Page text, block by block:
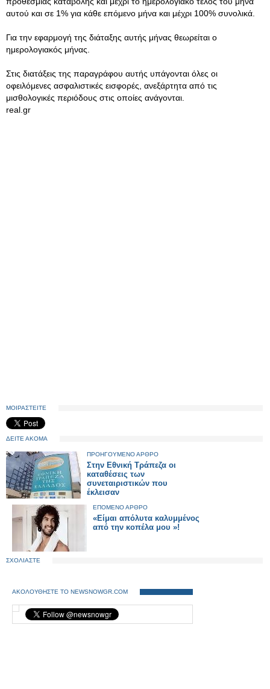
αυτού και σε 1% για κάθε επόμενο μήνα και μέχρι 100% συνολικά.
Για την εφαρμογή της διάταξης αυτής μήνας θεωρείται ο
ημερολογιακός μήνας.
Στις διατάξεις της παραγράφου αυτής υπάγονται όλες οι
οφειλόμενες ασφαλιστικές εισφορές, ανεξάρτητα από τις
μισθολογικές περιόδους στις οποίες ανάγονται.
real.gr
ΜΟΙΡΑΣΤΕΙΤΕ
ΔΕΙΤΕ ΑΚΟΜΑ
ΠΡΟΗΓΟΥΜΕΝΟ ΑΡΘΡΟ
Στην Εθνική Τράπεζα οι
καταθέσεις των
συνεταιριστικών που
έκλεισαν
ΕΠΟΜΕΝΟ ΑΡΘΡΟ
«Είμαι απόλυτα καλυμμένος
από την κοπέλα μου »!
ΣΧΟΛΙΑΣΤΕ
ΑΚΟΛΟΥΘΗΣΤΕ ΤΟ NEWSNOWGR.COM